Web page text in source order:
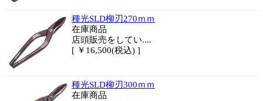
種光SLD柳刃270ｍｍ
在庫商品
店頭販売をしてい....
[ ￥16,500(税込) ]
種光SLD柳刃300ｍｍ
在庫商品